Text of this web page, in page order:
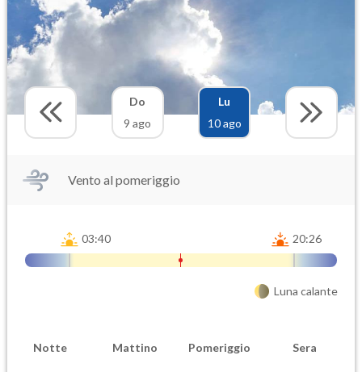
Do
9 ago
Lu
10 ago
Vento al pomeriggio
03:40 20:26
Luna calante
Notte Mattino Pomeriggio Sera